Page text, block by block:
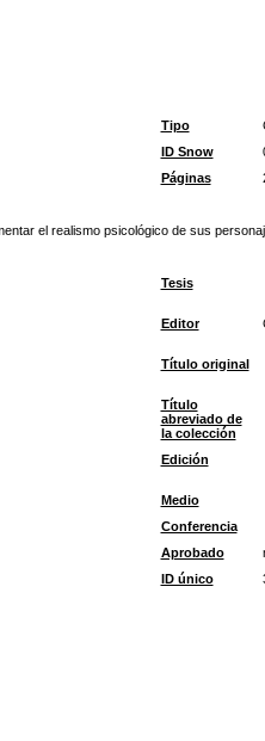
Tipo
ID Snow
Páginas
el realismo psicológico de sus
Tesis
Editor
Título original
Título
abreviado de
la colección
Edición
Medio
Conferencia
Aprobado
ID único